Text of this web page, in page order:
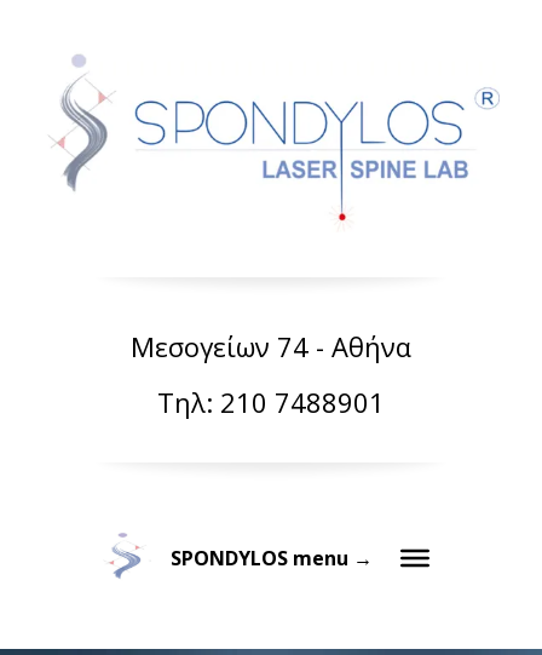
Μεσογείων 74 - Αθήνα
Τηλ: 210 7488901
SPONDYLOS menu →